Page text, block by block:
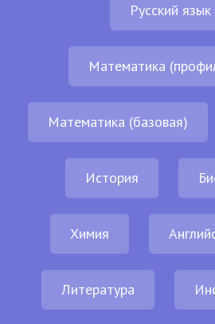
Русский язык
Математика
Математика (базовая)
История
Химия
Литература